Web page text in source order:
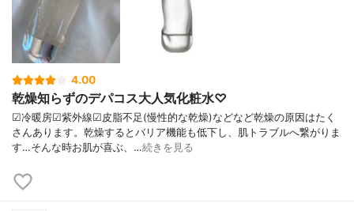
4.00
乾燥知らずのデパコス大人気化粧水♡
☑︎冷暖房☑︎紫外線☑︎皮脂不足(慢性的な乾燥)などなど乾燥の原因はたく
さんあります。乾燥するとバリア機能も低下し、肌トラブルへ繋がりま
す…そんな時お肌が喜ぶ、…続きを見る